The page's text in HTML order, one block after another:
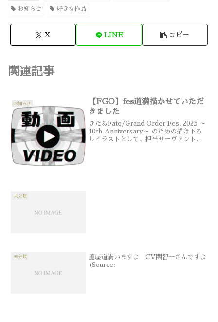
お知らせ 好きな作品
X LINE コピー
関連記事
お知らせ
【FGO】fes道満描かせていただ
きました
きたるFate/Grand Order Fes. 2025 ～
10th Anniversary～ のための描き下ろ
しイラストとして、担当サーヴァントの
未分類
未分類
蘆屋道満いますよ CV関智一さんですよ
(Source: